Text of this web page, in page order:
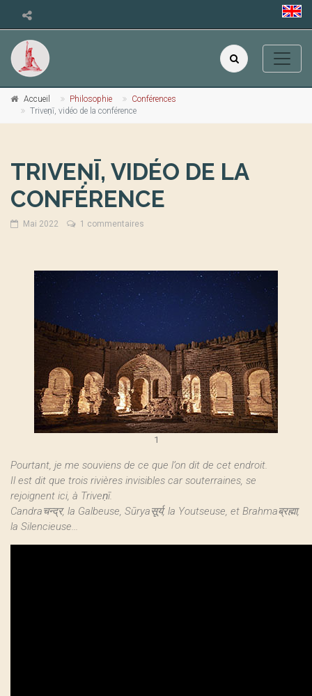
Accueil Philosophie
Conférences
Triveṇī, vidéo de la conférence
TRIVEṆĪ, VIDÉO DE LA
CONFÉRENCE
Mai 2022 1 commentaires
1
Pourtant, je me souviens de ce que l’on dit de cet endroit.
Il est dit que trois rivières invisibles car souterraines, se
rejoignent ici, à Triveṇī.
Candraचन्द्र, la Galbeuse, Sūryaसूर्य, la Youtseuse, et Brahmaब्रह्मा,
la Silencieuse...